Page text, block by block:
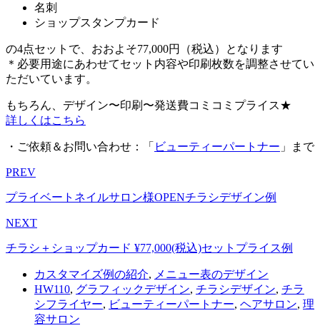
名刺
ショップスタンプカード
の4点セットで、おおよそ77,000円（税込）となります
＊必要用途にあわせてセット内容や印刷枚数を調整させてい
ただいています。
もちろん、デザイン〜印刷〜発送費コミコミプライス★
詳しくはこちら
・ご依頼＆お問い合わせ：「 ビューティーパートナー 」まで
PREV
プライベートネイルサロン様OPENチラシデザイン例
NEXT
チラシ＋ショップカード ¥77,000(税込)セットプライス例
カスタマイズ例の紹介, メニュー表のデザイン
HW110, グラフィックデザイン, チラシデザイン, チラ
シフライヤー, ビューティーパートナー, ヘアサロン, 理
容サロン